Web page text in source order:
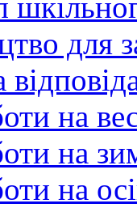
для
на
на
на